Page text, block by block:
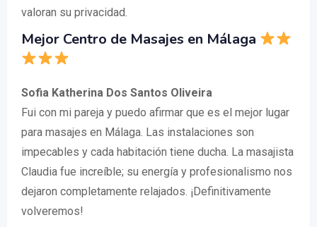
valoran su privacidad.
Mejor Centro de Masajes en Málaga
Sofia Katherina Dos Santos Oliveira
Fui con mi pareja y puedo afirmar que es el mejor lugar
para masajes en Málaga. Las instalaciones son
impecables y cada habitación tiene ducha. La masajista
Claudia fue increíble; su energía y profesionalismo nos
dejaron completamente relajados. ¡Definitivamente
volveremos!